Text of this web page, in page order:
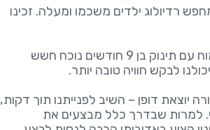
רדיולוג ילדים משכמו ומעלה. זכינו
הגענו לד”ר פורטנוי לאולטרסאונד מוח עם תינוק בן 9 חודשים נוכח חשש
יוצאת דופן – השיב לפנייתנו תוך דקות,
למרות שבדרך כלל מבצעים את